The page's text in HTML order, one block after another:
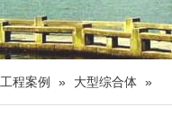
工程案例 » 大型综合体 »